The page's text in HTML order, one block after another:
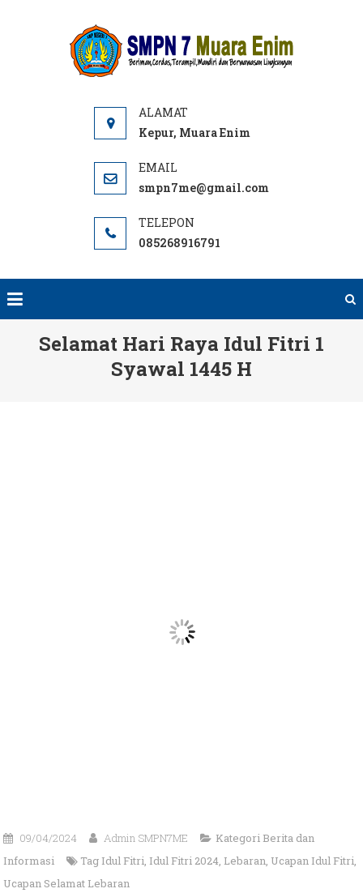
Kepur, Muara Enim
smpn7me@gmail.com
085268916791
Selamat Hari Raya Idul Fitri 1
Syawal 1445 H
09/04/2024 Admin SMPN7ME Kategori Berita dan
Informasi
Tag Idul Fitri, Idul Fitri 2024, Lebaran, Ucapan Idul Fitri,
Ucapan Selamat Lebaran